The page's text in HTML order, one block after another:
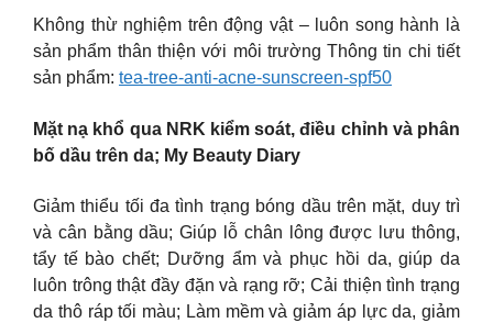
Không thừ nghiệm trên động vật – luôn song hành là
sản phẩm thân thiện với môi trường Thông tin chi tiết
sản phẩm: tea-tree-anti-acne-sunscreen-spf50
Mặt nạ khổ qua NRK kiểm soát, điều chỉnh và phân
bố dầu trên da; My Beauty Diary
Giảm thiểu tối đa tình trạng bóng dầu trên mặt, duy trì
và cân bằng dầu; Giúp lỗ chân lông được lưu thông,
tẩy tế bào chết; Dưỡng ẩm và phục hồi da, giúp da
luôn trông thật đầy đặn và rạng rỡ; Cải thiện tình trạng
da thô ráp tối màu; Làm mềm và giảm áp lực da, giảm